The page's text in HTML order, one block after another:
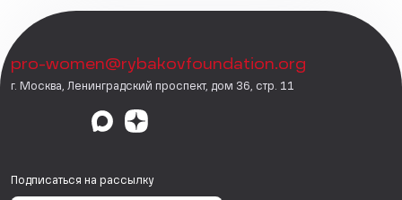
pro-women@rybakovfoundation.org
г. Москва, Ленинградский проспект, дом 36, стр. 11
Подписаться на рассылку